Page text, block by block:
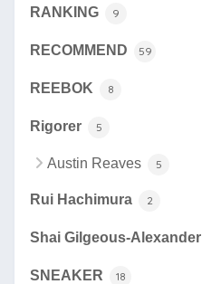
RANKING 9
RECOMMEND 59
REEBOK 8
Rigorer 5
Austin Reaves 5
Rui Hachimura 2
Shai Gilgeous-Alexander
SNEAKER 18